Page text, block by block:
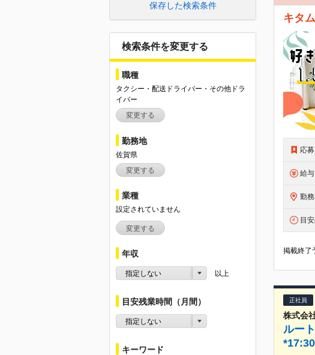
保存した検索条件
検索条件を変更する
職種
タクシー・配送ドライバー・その他ドラ
イバー
変更する
勤務地
佐賀県
変更する
業種
設定されていません
変更する
年収
指定しない 以上
目安残業時間（月間）
指定しない
キーワード
キタ
応
給与
勤
目
掲載終了
正社員
株式会
ルー